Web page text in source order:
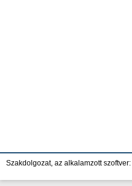
Szakdolgozat, az alkalamzott szoftver: